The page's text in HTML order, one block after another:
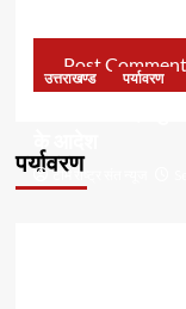
पर्यावरण
उत्तराखण्ड पर्यावरण
के आदेश
टीम राष्ट्र संत न्यूज